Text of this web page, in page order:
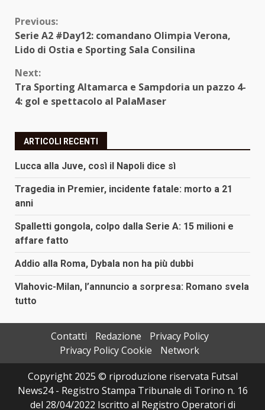
Continue
Reading
Previous:
Serie A2 #Day12: comandano Olimpia Verona,
Lido di Ostia e Sporting Sala Consilina
Next:
Tra Sporting Altamarca e Sampdoria un pazzo 4-
4: gol e spettacolo al PalaMaser
ARTICOLI RECENTI
Lucca alla Juve, così il Napoli dice sì
Tragedia in Premier, incidente fatale: morto a 21
anni
Spalletti gongola, colpo dalla Serie A: 15 milioni e
affare fatto
Addio alla Roma, Dybala non ha più dubbi
Vlahovic-Milan, l’annuncio a sorpresa: Romano svela
tutto
Contatti Redazione
Privacy Policy
Privacy Policy Cookie
Network
Copyright 2025 © riproduzione riservata Futsal
News24 - Registro Stampa Tribunale di Torino n. 16
del 28/04/2022 Iscritto al Registro Operatori di